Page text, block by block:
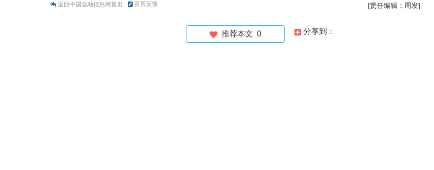
返回中国金融信息网首页 留言反馈 [责任编辑：周发]
分享到：
推荐本文 0